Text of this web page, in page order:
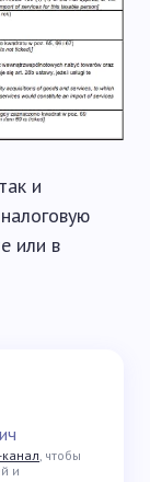
и
или в
, чтобы
и